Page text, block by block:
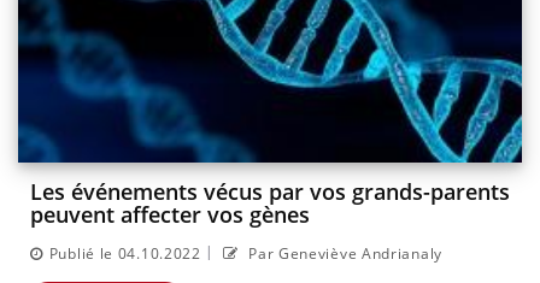
Les événements vécus par vos grands-parents
peuvent affecter vos gènes
Publié le 04.10.2022 | Par Geneviève Andrianaly